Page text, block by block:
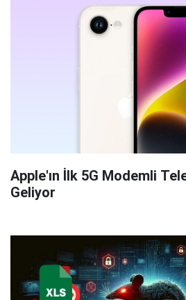
Apple'ın İlk 5G Modemli
Geliyor